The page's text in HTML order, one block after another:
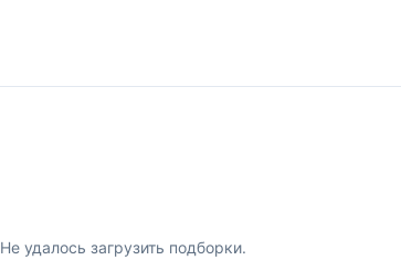
Не удалось загрузить подборки.